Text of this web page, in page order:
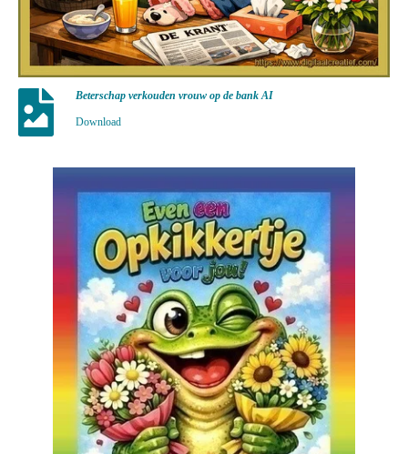
Beterschap verkouden vrouw op de bank AI
Download